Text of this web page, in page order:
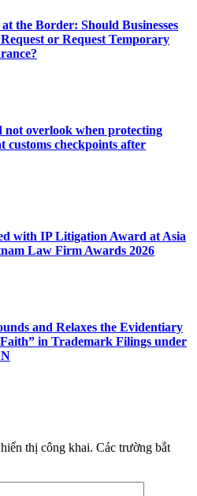
the Border: Should Businesses
or Request Temporary
not overlook when protecting
customs checkpoints after
with IP Litigation Award at Asia
Law Firm Awards 2026
and Relaxes the Evidentiary
in Trademark Filings under
thị công khai. Các trường bắt